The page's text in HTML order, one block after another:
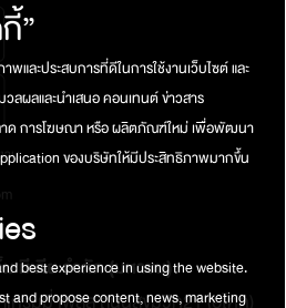
น
มีเดีย จำกัด (มหาชน)
”
พและประสบการที่ดีในการใช้งานเว็บไซต์ และ
ลผลและนำเสนอ คอนเทนต์ ข่าวสาร
ด การโฆษณา หรือ ผลิตภัณฑ์ใหม่ เพื่อพัฒนา
ของบริษัทให้มีประสิทธิภาพมากขึ้น
best experience in using the website.
and propose content, news, marketing